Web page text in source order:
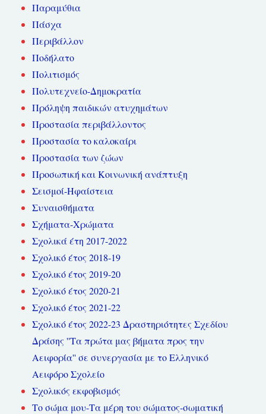
Παραμύθια
Πάσχα
Περιβάλλον
Ποδήλατο
Πολιτισμός
Πολυτεχνείο-Δημοκρατία
Πρόληψη παιδικών ατυχημάτων
Προστασία περιβάλλοντος
Προστασία το καλοκαίρι
Προστασία των ζώων
Προσωπική και Κοινωνική ανάπτυξη
Σεισμοί-Ηφαίστεια
Συναισθήματα
Σχήματα-Χρώματα
Σχολικά έτη 2017-2022
Σχολικό έτος 2018-19
Σχολικό έτος 2019-20
Σχολικό έτος 2020-21
Σχολικό έτος 2021-22
Σχολικό έτος 2022-23 Δραστηριότητες Σχεδίου
Δράσης ''Τα πρώτα μας βήματα προς την
Αειφορία'' σε συνεργασία με το Ελληνικό
Αειφόρο Σχολείο
Σχολικός εκφοβισμός
Το σώμα μου-Τα μέρη του σώματος-σωματική